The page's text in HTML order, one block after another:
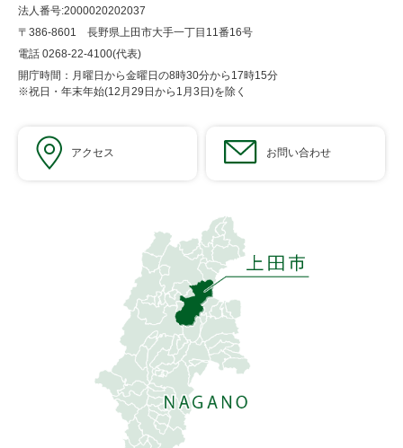
法人番号:2000020202037
〒386-8601 長野県上田市大手一丁目11番16号
電話 0268-22-4100(代表)
開庁時間：月曜日から金曜日の8時30分から17時15分
※祝日・年末年始(12月29日から1月3日)を除く
アクセス お問い合わせ